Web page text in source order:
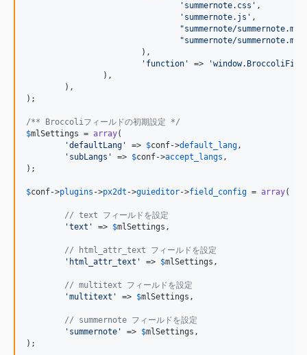
' summernote.css ' ,
' summernote.js ' ,
"summernote/
"summernote/
' function ' => '
);
/** Broccoliフィールドの初期設定 */
$mlSettings = array(
'defaultLang ' => $conf->default_lang,
' subLangs ' => $conf->accept_langs ,
);
$conf->plugins ->px2dt ->guieditor->field_config = array(
// text フィールドを設定
'text ' => $mlSettings ,
// html_attr_text フィールドを設定
' html_attr_text ' => $mlSettings ,
// multitext フィールドを設定
'multitext ' => $mlSettings ,
// summernote フィールドを設定
' summernote ' => $mlSettings ,
);